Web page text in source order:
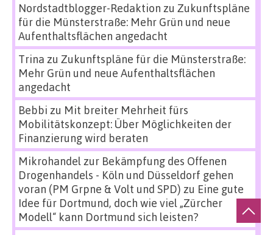
Nordstadtblogger-Redaktion zu Zukunftspläne
für die Münsterstraße: Mehr Grün und neue
Aufenthaltsflächen angedacht
Trina zu Zukunftspläne für die Münsterstraße:
Mehr Grün und neue Aufenthaltsflächen
angedacht
Bebbi zu Mit breiter Mehrheit fürs
Mobilitätskonzept: Über Möglichkeiten der
Finanzierung wird beraten
Mikrohandel zur Bekämpfung des Offenen
Drogenhandels - Köln und Düsseldorf gehen
voran (PM Grpne & Volt und SPD) zu Eine gute
Idee für Dortmund, doch wie viel „Zürcher
Modell“ kann Dortmund sich leisten?